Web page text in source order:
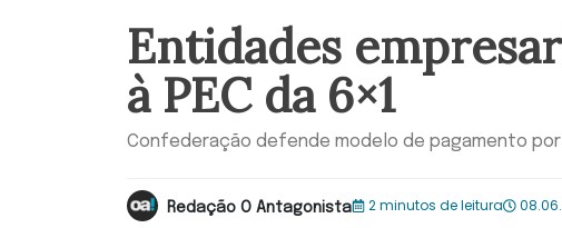
Entidades
à PEC da 6×1
Confederação defende modelo de pagamento
Redação O Antagonista 2 minutos de leitura